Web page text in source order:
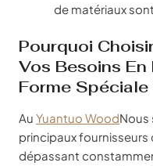
de matériaux
Pourquoi
Vos Besoins En
Forme Spéciale
Au Yuantuo WoodNous
principaux fournisseurs
dépassant